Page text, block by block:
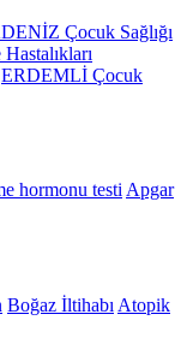
Çocuk Sağlığı
ERDEMLİ Çocuk
hormonu testi Apgar
Boğaz İltihabı Atopik